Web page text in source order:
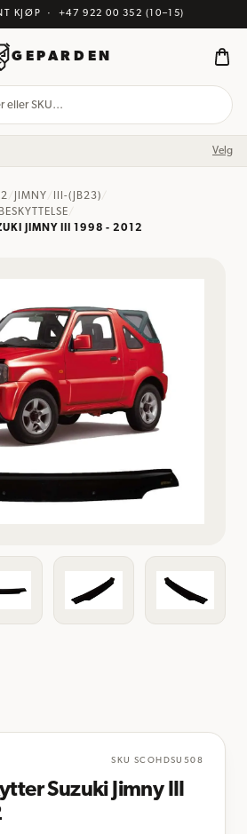
KJØP · +47 922 00 352 (10–15)
GEPARDEN
eller SKU…
Velg
JIMNY III-(JB23)
JIMNY III 1998 - 2012
SKU SCOHDSU508
Suzuki Jimny III